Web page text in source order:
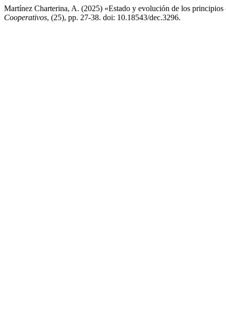
Martínez Charterina, A. (2025) «Estado y evolución de los
Cooperativos, (25), pp. 27-38. doi: 10.18543/dec.3296.